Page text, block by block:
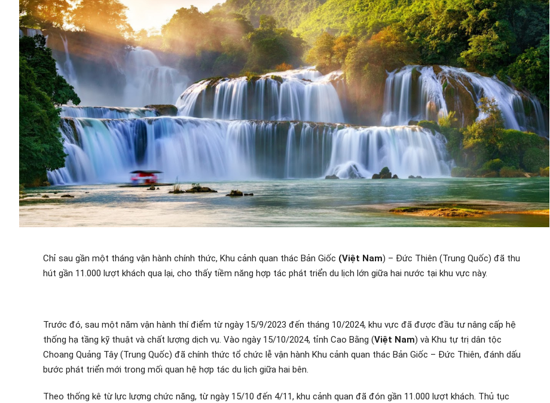
Chỉ sau gần một tháng vận hành chính thức, Khu cảnh quan thác Bản Giốc (Việt Nam) – Đức Thiên (Trung Quốc) đã thu
hút gần 11.000 lượt khách qua lại, cho thấy tiềm năng hợp tác phát triển du lịch lớn giữa hai nước tại khu vực này.
Trước đó, sau một năm vận hành thí điểm từ ngày 15/9/2023 đến tháng 10/2024, khu vực đã được đầu tư nâng cấp hệ
thống hạ tầng kỹ thuật và chất lượng dịch vụ. Vào ngày 15/10/2024, tỉnh Cao Bằng (Việt Nam) và Khu tự trị dân tộc
Choang Quảng Tây (Trung Quốc) đã chính thức tổ chức lễ vận hành Khu cảnh quan thác Bản Giốc – Đức Thiên, đánh dấu
bước phát triển mới trong mối quan hệ hợp tác du lịch giữa hai bên.
Theo thống kê từ lực lượng chức năng, từ ngày 15/10 đến 4/11, khu cảnh quan đã đón gần 11.000 lượt khách. Thủ tục